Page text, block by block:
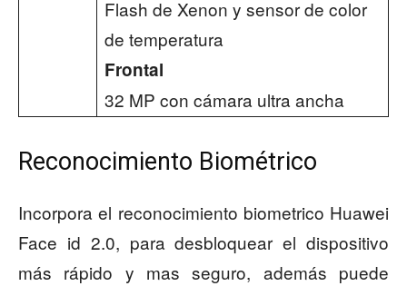
Flash de Xenon y sensor de color
de temperatura
Frontal
32 MP con cámara ultra ancha
Reconocimiento Biométrico
Incorpora el reconocimiento biometrico Huawei
Face id 2.0, para desbloquear el dispositivo
más rápido y mas seguro, además puede